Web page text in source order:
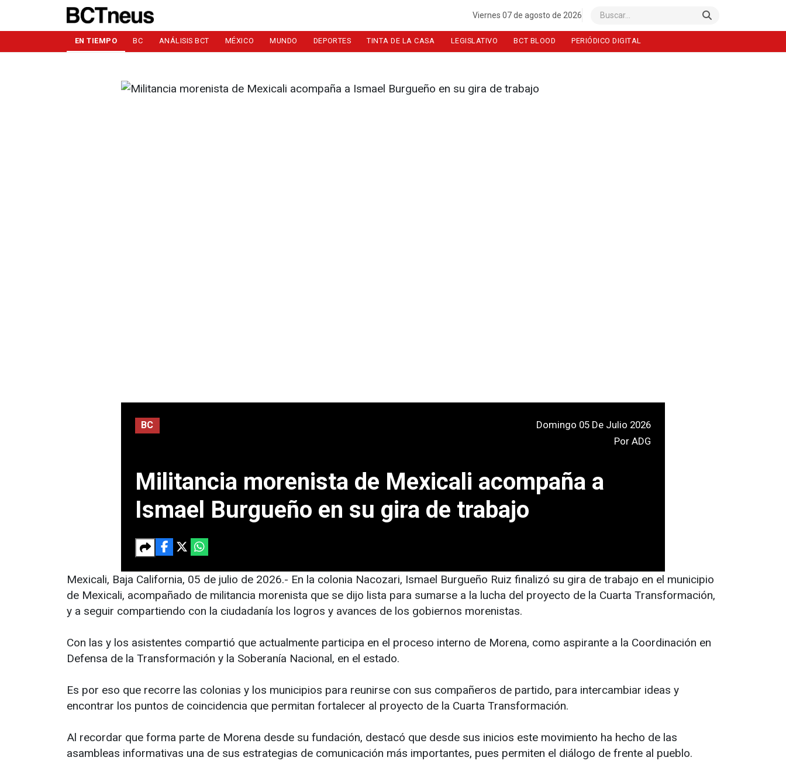
Viernes 07 de agosto de 2026 Buscar
EN TIEMPO BC ANÁLISIS BCT MÉXICO MUNDO DEPORTES TINTA DE LA CASA LEGISLATIVO BCT BLOOD PERIÓDICO DIGITAL
BC
Domingo 05 De Julio 2026
Por ADG
Militancia morenista de Mexicali acompaña a
Ismael Burgueño en su gira de trabajo
Mexicali, Baja California, 05 de julio de 2026.- En la colonia Nacozari, Ismael Burgueño Ruiz finalizó su gira de trabajo en el municipio
de Mexicali, acompañado de militancia morenista que se dijo lista para sumarse a la lucha del proyecto de la Cuarta Transformación,
y a seguir compartiendo con la ciudadanía los logros y avances de los gobiernos morenistas.
Con las y los asistentes compartió que actualmente participa en el proceso interno de Morena, como aspirante a la Coordinación en
Defensa de la Transformación y la Soberanía Nacional, en el estado.
Es por eso que recorre las colonias y los municipios para reunirse con sus compañeros de partido, para intercambiar ideas y
encontrar los puntos de coincidencia que permitan fortalecer al proyecto de la Cuarta Transformación.
Al recordar que forma parte de Morena desde su fundación, destacó que desde sus inicios este movimiento ha hecho de las
asambleas informativas una de sus estrategias de comunicación más importantes, pues permiten el diálogo de frente al pueblo.